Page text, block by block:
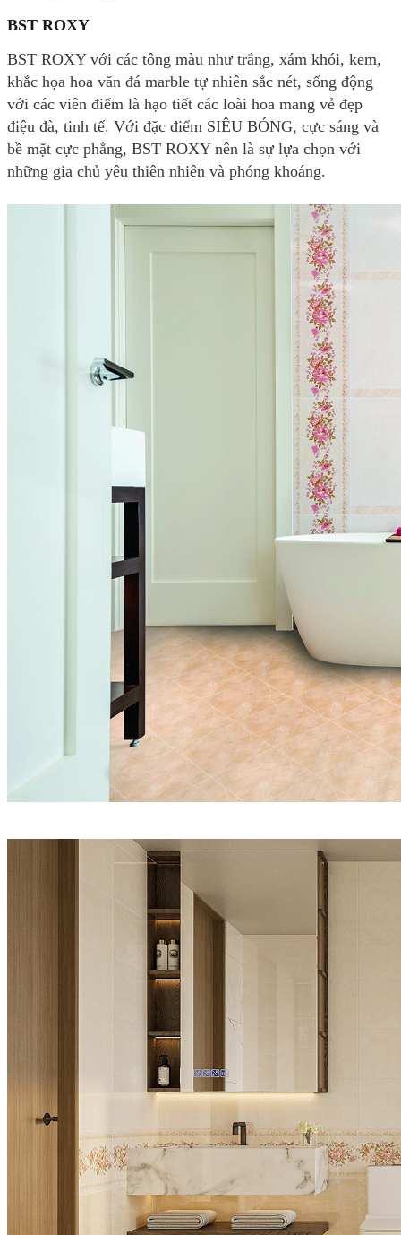
BST ROXY
BST ROXY với các tông màu như trắng, xám khói, kem,
khắc họa hoa văn đá marble tự nhiên sắc nét, sống động
với các viên điểm là hạo tiết các loài hoa mang vẻ đẹp
điệu đà, tinh tế. Với đặc điểm SIÊU BÓNG, cực sáng và
bề mặt cực phẳng, BST ROXY nên là sự lựa chọn với
những gia chủ yêu thiên nhiên và phóng khoáng.